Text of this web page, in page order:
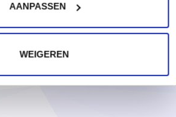
AANPASSEN
WEIGEREN